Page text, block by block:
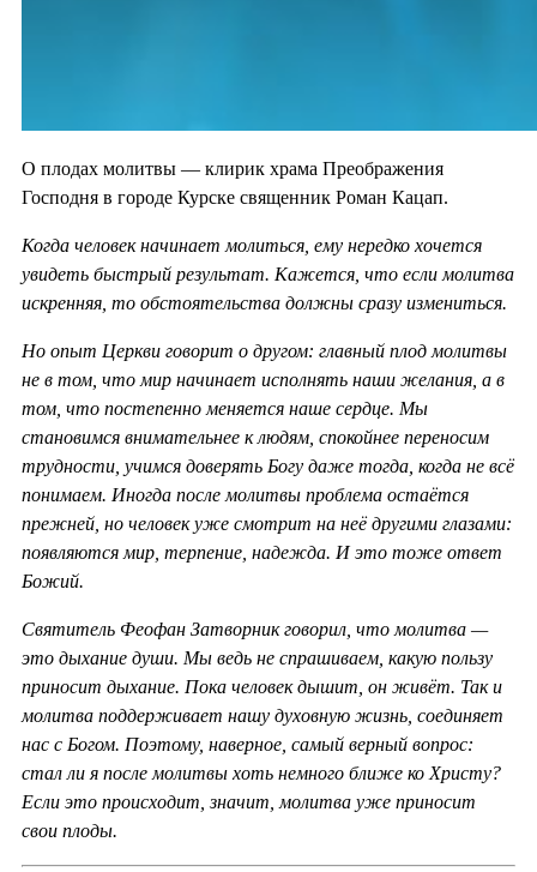
О плодах молитвы — клирик храма Преображения
Господня в городе Курске священник Роман Кацап.
Когда человек начинает молиться, ему нередко хочется
увидеть быстрый результат. Кажется, что если молитва
искренняя, то обстоятельства должны сразу измениться.
Но опыт Церкви говорит о другом: главный плод молитвы
не в том, что мир начинает исполнять наши желания, а в
том, что постепенно меняется наше сердце. Мы
становимся внимательнее к людям, спокойнее переносим
трудности, учимся доверять Богу даже тогда, когда не всё
понимаем. Иногда после молитвы проблема остаётся
прежней, но человек уже смотрит на неё другими глазами:
появляются мир, терпение, надежда. И это тоже ответ
Божий.
Святитель Феофан Затворник говорил, что молитва —
это дыхание души. Мы ведь не спрашиваем, какую пользу
приносит дыхание. Пока человек дышит, он живёт. Так и
молитва поддерживает нашу духовную жизнь, соединяет
нас с Богом. Поэтому, наверное, самый верный вопрос:
стал ли я после молитвы хоть немного ближе ко Христу?
Если это происходит, значит, молитва уже приносит
свои плоды.